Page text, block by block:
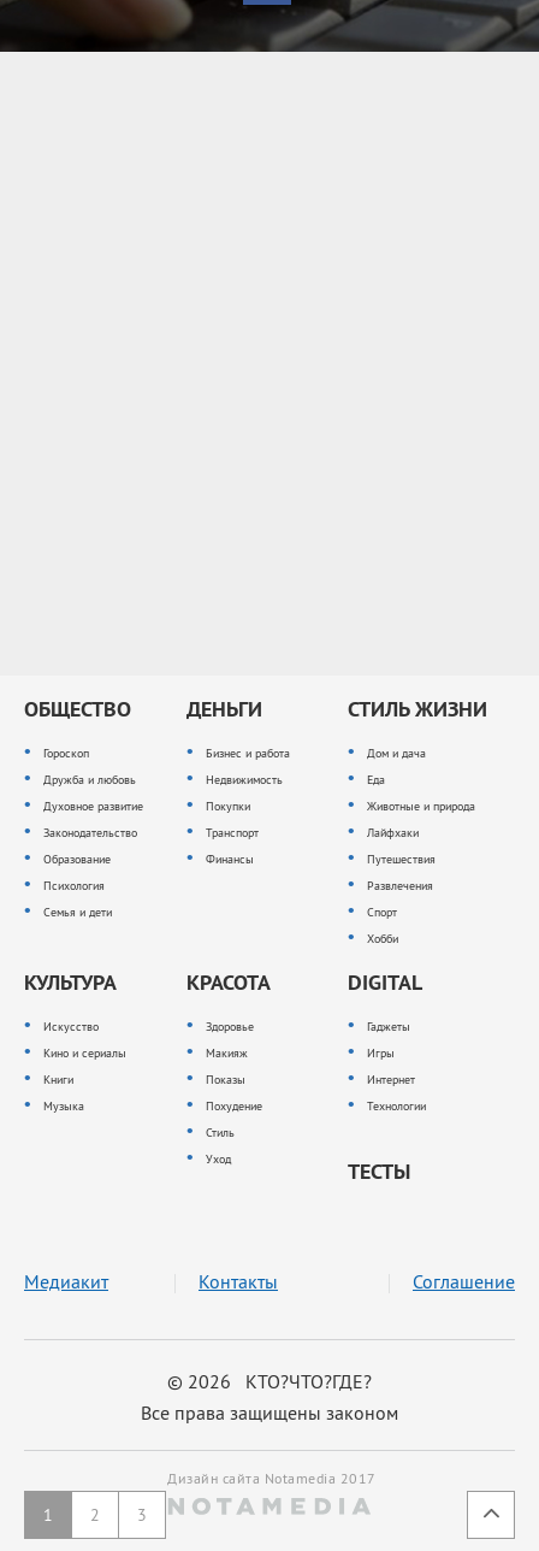
1 2 3
ОБЩЕСТВО
Гороскоп
Дружба и любовь
Духовное развитие
Законодательство
Образование
Психология
Семья и дети
ДЕНЬГИ
Бизнес и работа
Недвижимость
Покупки
Транспорт
Финансы
СТИЛЬ ЖИЗНИ
Дом и дача
Еда
Животные и природа
Лайфхаки
Путешествия
Развлечения
Спорт
Хобби
КУЛЬТУРА
Искусство
Кино и сериалы
Книги
Музыка
КРАСОТА
Здоровье
Макияж
Показы
Похудение
Стиль
Уход
DIGITAL
Гаджеты
Игры
Интернет
Технологии
ТЕСТЫ
© 2026 КТО?ЧТО?ГДЕ?
Все права защищены законом
Медиакит Контакты Соглашение
Дизайн сайта Notamedia 2017